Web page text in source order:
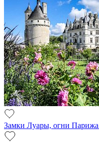
Замки Луары, огни Парижа